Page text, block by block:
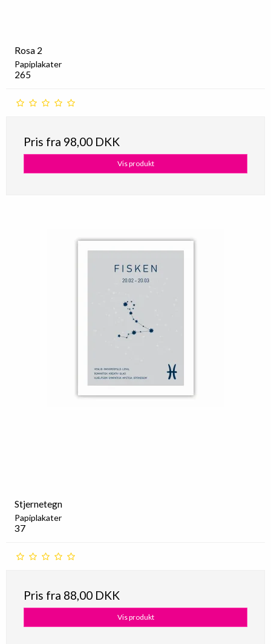
Rosa 2
Papiplakater
265
Pris fra 98,00 DKK
Vis produkt
Stjernetegn
Papiplakater
37
Pris fra 88,00 DKK
Vis produkt